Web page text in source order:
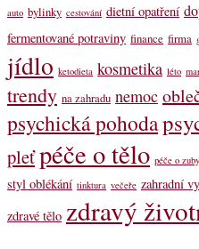
auto bylinky cestování dietní opatření
fermentované potraviny finance firma
jídlo ketodieta kosmetika léto
trendy na zahradu nemoc
psychická pohoda
pleťpéče o tělo péče o zuby
styl oblékání tinktura večeře zahradní
zdravé tělo zdravý